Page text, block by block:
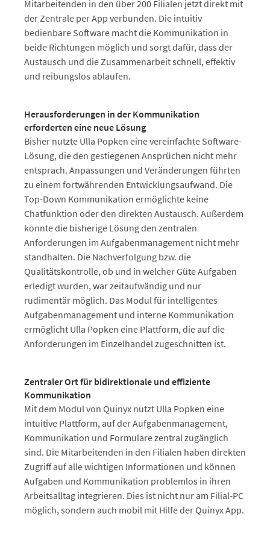
Mitarbeitenden in den über 200 Filialen jetzt direkt mit
der Zentrale per App verbunden. Die intuitiv
bedienbare Software macht die Kommunikation in
beide Richtungen möglich und sorgt dafür, dass der
Austausch und die Zusammenarbeit schnell, effektiv
und reibungslos ablaufen.
Herausforderungen in der Kommunikation
erforderten eine neue Lösung
Bisher nutzte Ulla Popken eine vereinfachte Software-
Lösung, die den gestiegenen Ansprüchen nicht mehr
entsprach. Anpassungen und Veränderungen führten
zu einem fortwährenden Entwicklungsaufwand. Die
Top-Down Kommunikation ermöglichte keine
Chatfunktion oder den direkten Austausch. Außerdem
konnte die bisherige Lösung den zentralen
Anforderungen im Aufgabenmanagement nicht mehr
standhalten. Die Nachverfolgung bzw. die
Qualitätskontrolle, ob und in welcher Güte Aufgaben
erledigt wurden, war zeitaufwändig und nur
rudimentär möglich. Das Modul für intelligentes
Aufgabenmanagement und interne Kommunikation
ermöglicht Ulla Popken eine Plattform, die auf die
Anforderungen im Einzelhandel zugeschnitten ist.
Zentraler Ort für bidirektionale und effiziente
Kommunikation
Mit dem Modul von Quinyx nutzt Ulla Popken eine
intuitive Plattform, auf der Aufgabenmanagement,
Kommunikation und Formulare zentral zugänglich
sind. Die Mitarbeitenden in den Filialen haben direkten
Zugriff auf alle wichtigen Informationen und können
Aufgaben und Kommunikation problemlos in ihren
Arbeitsalltag integrieren. Dies ist nicht nur am Filial-PC
möglich, sondern auch mobil mit Hilfe der Quinyx App.